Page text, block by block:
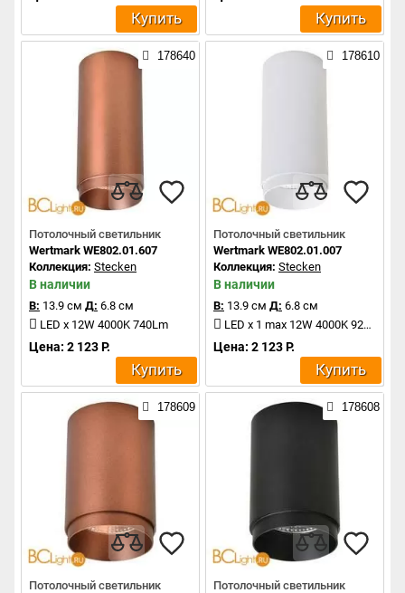
Купить Купить
178640
Потолочный светильник
Wertmark WE802.01.607
Коллекция: Stecken
В наличии
В: 13.9 см Д: 6.8 см
LED x 12W 4000K 740Lm
Цена: 2 123 Р.
Купить
178610
Потолочный светильник
Wertmark WE802.01.007
Коллекция: Stecken
В наличии
В: 13.9 см Д: 6.8 см
LED x 1 max 12W 4000K 920Lm
Цена: 2 123 Р.
Купить
178609
Потолочный светильник
178608
Потолочный светильник